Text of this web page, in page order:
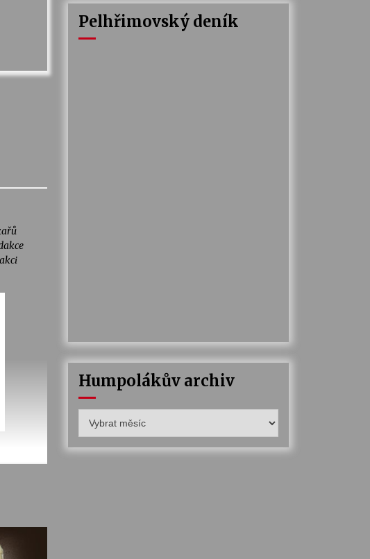
Pelhřimovský deník
Humpolákův archiv
archiv